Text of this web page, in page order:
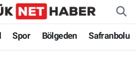
Spor Bölgeden Safranbolu